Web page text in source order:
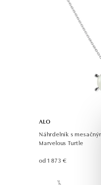
ALO
Náhrdelník s
Marvelous Turtle
od 1 873 €